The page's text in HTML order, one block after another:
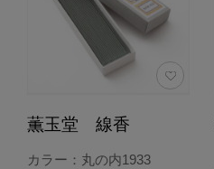
薫玉堂 線香
カラー：丸の内1933